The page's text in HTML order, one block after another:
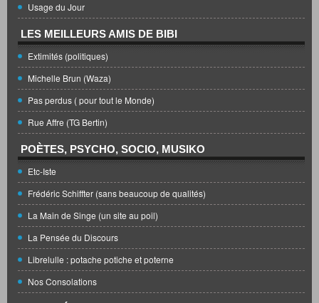
Usage du Jour
LES MEILLEURS AMIS DE BIBI
Extimités (politiques)
Michelle Brun (Waza)
Pas perdus ( pour tout le Monde)
Rue Affre (TG Bertin)
POÈTES, PSYCHO, SOCIO, MUSIKO
Etc-Iste
Frédéric Schiffter (sans beaucoup de qualités)
La Main de Singe (un site au poil)
La Pensée du Discours
Librelulle : potache potiche et poterne
Nos Consolations